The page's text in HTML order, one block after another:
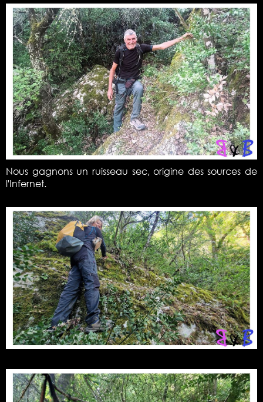
Nous gagnons un ruisseau sec, origine des sources de
l'Infernet.